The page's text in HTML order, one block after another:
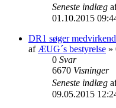
Seneste indlæg
01.10.2015
DR1 søger
af ÆUG´s bestyrelse »
0 Svar
6670 Visninger
Seneste indlæg
09.05.2015